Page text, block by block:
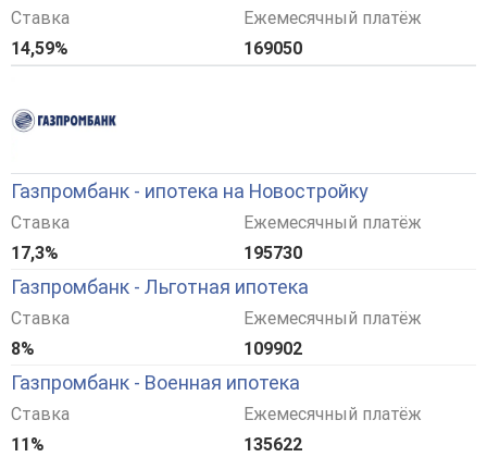
Ставка
14,59%
Ежемесячный платёж
169050
Газпромбанк - ипотека на Новостройку
Ставка
17,3%
Ежемесячный платёж
195730
Газпромбанк - Льготная ипотека
Ставка
8%
Ежемесячный платёж
109902
Газпромбанк - Военная ипотека
Ставка
11%
Ежемесячный платёж
135622